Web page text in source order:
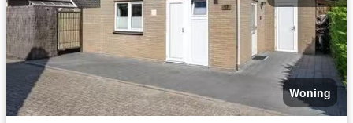
Woning